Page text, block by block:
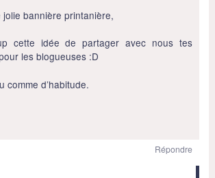
jolie bannière printanière,
cette idée de partager avec nous tes
les blogueuses :D
comme d’habitude.
Répondre